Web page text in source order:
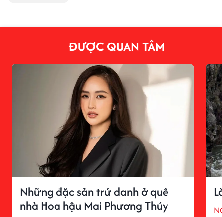
ĐƯỢC QUAN TÂM
Những đặc sản trứ danh ở quê
nhà Hoa hậu Mai Phương Thúy